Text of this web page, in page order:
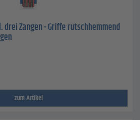
Zangen - Griffe rutschhemmend
zum Artikel